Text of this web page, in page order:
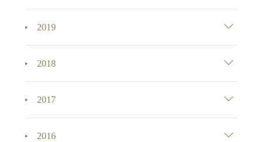
2019
2018
2017
2016